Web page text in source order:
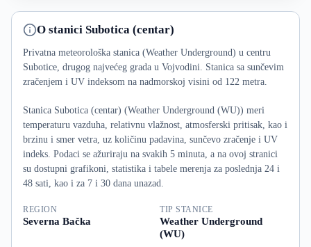
O stanici Subotica (centar)
Privatna meteorološka stanica (Weather Underground) u centru
Subotice, drugog najvećeg grada u Vojvodini. Stanica sa sunčevim
zračenjem i UV indeksom na nadmorskoj visini od 122 metra.
Stanica Subotica (centar) (Weather Underground (WU)) meri
temperaturu vazduha, relativnu vlažnost, atmosferski pritisak, kao i
brzinu i smer vetra, uz količinu padavina, sunčevo zračenje i UV
indeks. Podaci se ažuriraju na svakih 5 minuta, a na ovoj stranici
su dostupni grafikoni, statistika i tabele merenja za poslednja 24 i
48 sati, kao i za 7 i 30 dana unazad.
REGION
Severna Bačka
TIP STANICE
Weather Underground
(WU)